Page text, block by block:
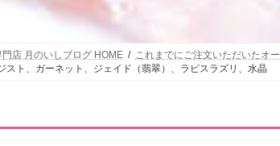
店 月のいしブログ HOME
これまでにご注文いただいたオ
ト、ガーネット、ジェイド（翡翠）、ラピスラズリ、水晶